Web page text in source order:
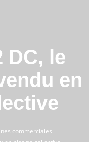
DC, le
en
commerciales